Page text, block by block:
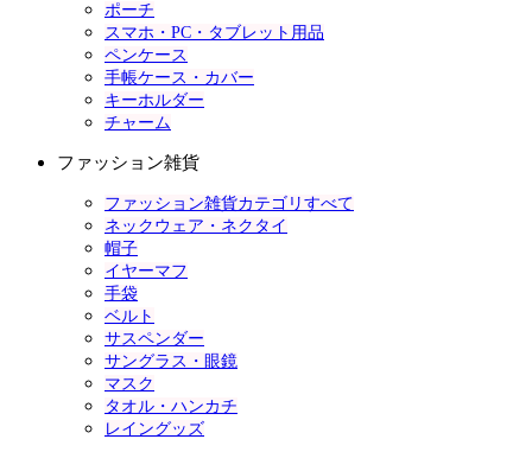
ポーチ
スマホ・PC・タブレット用品
ペンケース
手帳ケース・カバー
キーホルダー
チャーム
ファッション雑貨
ファッション雑貨カテゴリすべて
ネックウェア・ネクタイ
帽子
イヤーマフ
手袋
ベルト
サスペンダー
サングラス・眼鏡
マスク
タオル・ハンカチ
レイングッズ